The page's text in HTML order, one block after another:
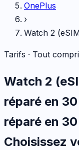
OnePlus
›
Watch 2
Tarifs · Tout
Watch 2
réparé en
réparé en
Choisissez